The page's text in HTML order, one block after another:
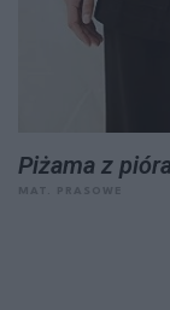
Piżama z